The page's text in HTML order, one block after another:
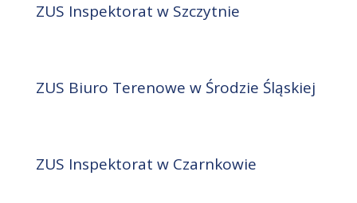
ZUS Inspektorat w Szczytnie
ZUS Biuro Terenowe w Środzie Śląskiej
ZUS Inspektorat w Czarnkowie